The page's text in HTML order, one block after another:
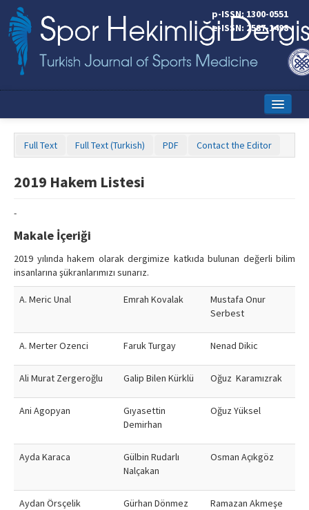
p-ISSN: 1300-0551
e-ISSN: 2587-1498
Current Issue
Online First
Editorial Board
Instructions to Authors
Copyright Transfer Form
Full Text Full Text (Turkish) PDF Contact the Editor
2019 Hakem Listesi
-
Makale İçeriği
2019 yılında hakem olarak dergimize katkıda bulunan değerli bilim
insanlarına şükranlarımızı sunarız.
A. Meric Unal Emrah Kovalak
Mustafa Onur
Serbest
A. Merter Ozenci Faruk Turgay Nenad Dikic
Ali Murat Zergeroğlu Galip Bilen Kürklü Oğuz Karamızrak
Ani Agopyan
Gıyasettin
Demirhan
Oğuz Yüksel
Ayda Karaca
Gülbin Rudarlı
Nalçakan
Osman Açıkgöz
Aydan Örsçelik Gürhan Dönmez Ramazan Akmeşe